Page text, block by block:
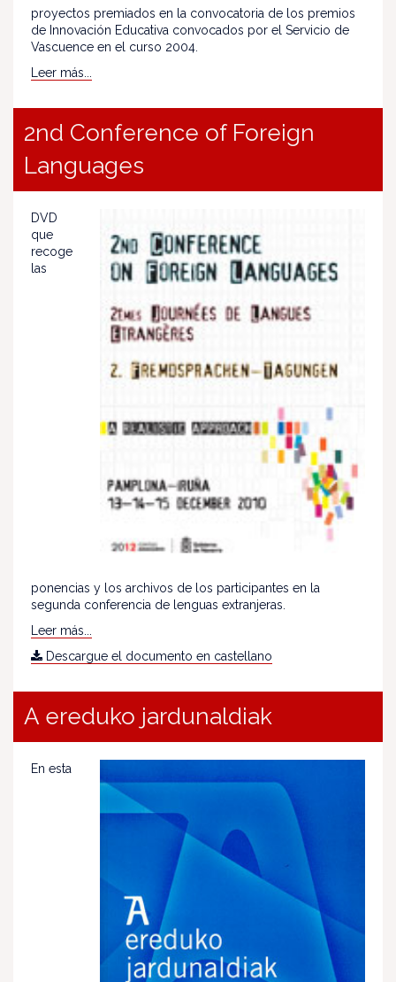
proyectos premiados en la convocatoria de los premios
de Innovación Educativa convocados por el Servicio de
Vascuence en el curso 2004.
Leer más...
2nd Conference of Foreign
Languages
DVD
que
recoge
las
ponencias y los archivos de los participantes en la
segunda conferencia de lenguas extranjeras.
Leer más...
Descargue el documento en castellano
A ereduko jardunaldiak
En esta